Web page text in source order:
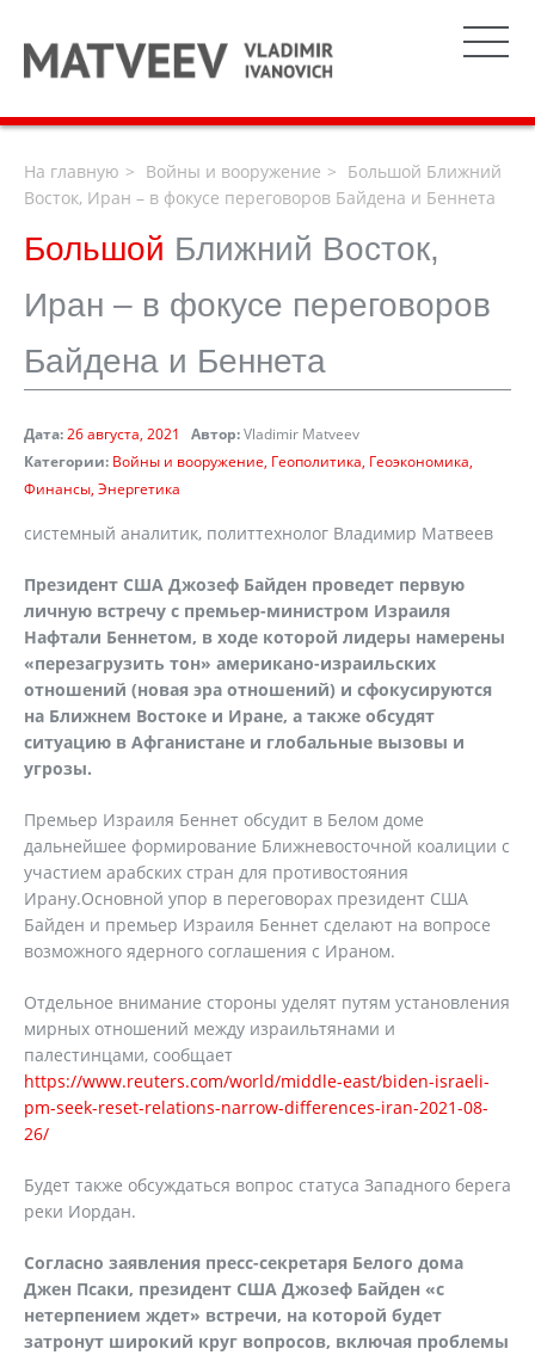
На главную Войны и вооружение
Большой Ближний
Восток, Иран – в фокусе переговоров Байдена и Беннета
Большой Ближний Восток,
Иран – в фокусе переговоров
Байдена и Беннета
Дата:26 августа, 2021 Автор:Vladimir Matveev
Категории: Войны и вооружение Геополитика Геоэкономика
Финансы Энергетика
системный аналитик, политтехнолог Владимир Матвеев
Президент США Джозеф Байден проведет первую
личную встречу с премьер-министром Израиля
Нафтали Беннетом, в ходе которой лидеры намерены
«перезагрузить тон» американо-израильских
отношений (новая эра отношений) и сфокусируются
на Ближнем Востоке и Иране, а также обсудят
ситуацию в Афганистане и глобальные вызовы и
угрозы.
Премьер Израиля Беннет обсудит в Белом доме
дальнейшее формирование Ближневосточной коалиции с
участием арабских стран для противостояния
Ирану.Основной упор в переговорах президент США
Байден и премьер Израиля Беннет сделают на вопросе
возможного ядерного соглашения с Ираном.
Отдельное внимание стороны уделят путям установления
мирных отношений между израильтянами и
палестинцами, сообщает
https://www.reuters.com/world/middle-east/biden-israeli-
pm-seek-reset-relations-narrow-differences-iran-2021-08-
26/
Будет также обсуждаться вопрос статуса Западного берега
реки Иордан.
Согласно заявления пресс-секретаря Белого дома
Джен Псаки, президент США Джозеф Байден «с
нетерпением ждет» встречи, на которой будет
затронут широкий круг вопросов, включая проблемы